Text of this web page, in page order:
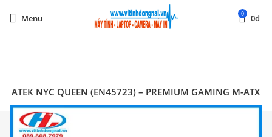
Menu 0 0₫
NYC QUEEN (EN45723) – PREMIUM GAMING M-ATX